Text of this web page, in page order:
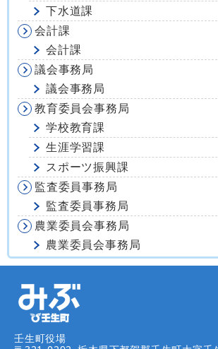
下水道課
会計課
会計課
議会事務局
議会事務局
教育委員会事務局
学校教育課
生涯学習課
スポーツ振興課
監査委員事務局
監査委員事務局
農業委員会事務局
農業委員会事務局
壬生町役場